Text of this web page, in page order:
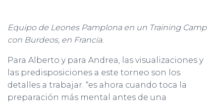
Equipo de Leones Pamplona en un Training Camp
con Burdeos, en Francia.
Para Alberto y para Andrea, las visualizaciones y
las predisposiciones a este torneo son los
detalles a trabajar. “es ahora cuando toca la
preparación más mental antes de una